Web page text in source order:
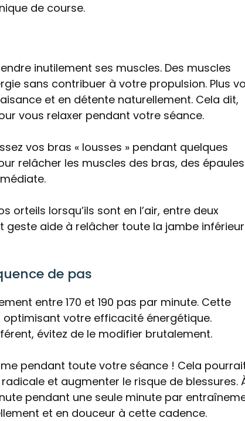
de course.
inutilement ses muscles. Des muscles
sans contribuer à votre propulsion. Plus
et en détente naturellement. Cela dit,
vous relaxer pendant votre séance.
vos bras « lousses » pendant quelques
relâcher les muscles des bras, des
orteils lorsqu’ils sont en l’air, entre deux
aide à relâcher toute la jambe
de pas
entre 170 et 190 pas par minute. Cette
votre efficacité énergétique.
évitez de le modifier brutalement.
pendant toute votre séance ! Cela
et augmenter le risque de blessures.
pendant une seule minute par
et en douceur à cette cadence.